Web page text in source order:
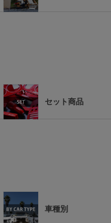
セット商品
車種別